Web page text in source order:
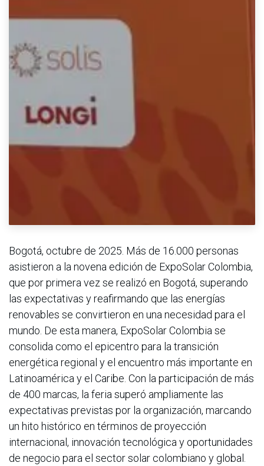
Bogotá, octubre de 2025. Más de 16.000 personas
asistieron a la novena edición de ExpoSolar Colombia,
que por primera vez se realizó en Bogotá, superando
las expectativas y reafirmando que las energías
renovables se convirtieron en una necesidad para el
mundo. De esta manera, ExpoSolar Colombia se
consolida como el epicentro para la transición
energética regional y el encuentro más importante en
Latinoamérica y el Caribe. Con la participación de más
de 400 marcas, la feria superó ampliamente las
expectativas previstas por la organización, marcando
un hito histórico en términos de proyección
internacional, innovación tecnológica y oportunidades
de negocio para el sector solar colombiano y global.